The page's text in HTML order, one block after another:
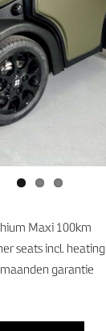
Maxi 100km
seats incl. heating
garantie